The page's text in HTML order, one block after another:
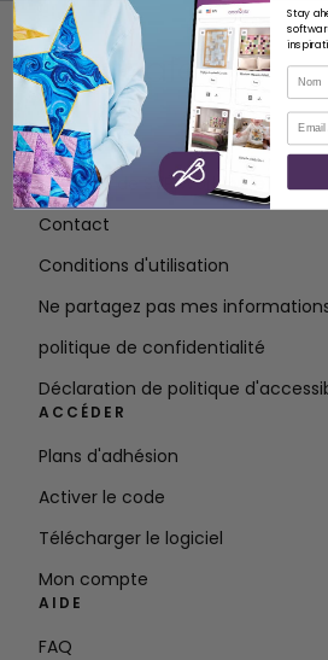
À PROPOS
À propos de SVP Worldwide
Contact
Conditions d'utilisation
Ne partagez pas mes
politique de confidentialité
Déclaration de politique
ACCÉDER
Plans d'adhésion
Activer le code
Télécharger le logiciel
Mon compte
AIDE
FAQ
Stay
Nom
Courriel